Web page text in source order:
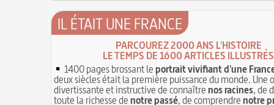
IL ÉTAIT UNE FRANCE
PARCOUREZ 2000 ANS L'HISTOIRE
LE TEMPS DE 1600 ARTICLES ILLUSTRÉS
1400 pages brossant leportrait vivifiant d'une
deux siècles était la première puissance du monde. Une
divertissante et instructive de connaîtrenos racines, de
toute la richesse denotre passé, de comprendrenotre